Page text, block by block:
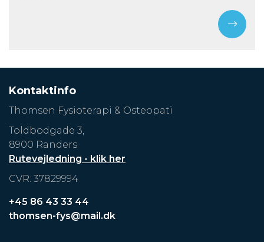
Kontaktinfo
Thomsen Fysioterapi & Osteopati
Toldbodgade 3,
8900 Randers
Rutevejledning - klik her
CVR: 37829994
+45 86 43 33 44
thomsen-fys@mail.dk